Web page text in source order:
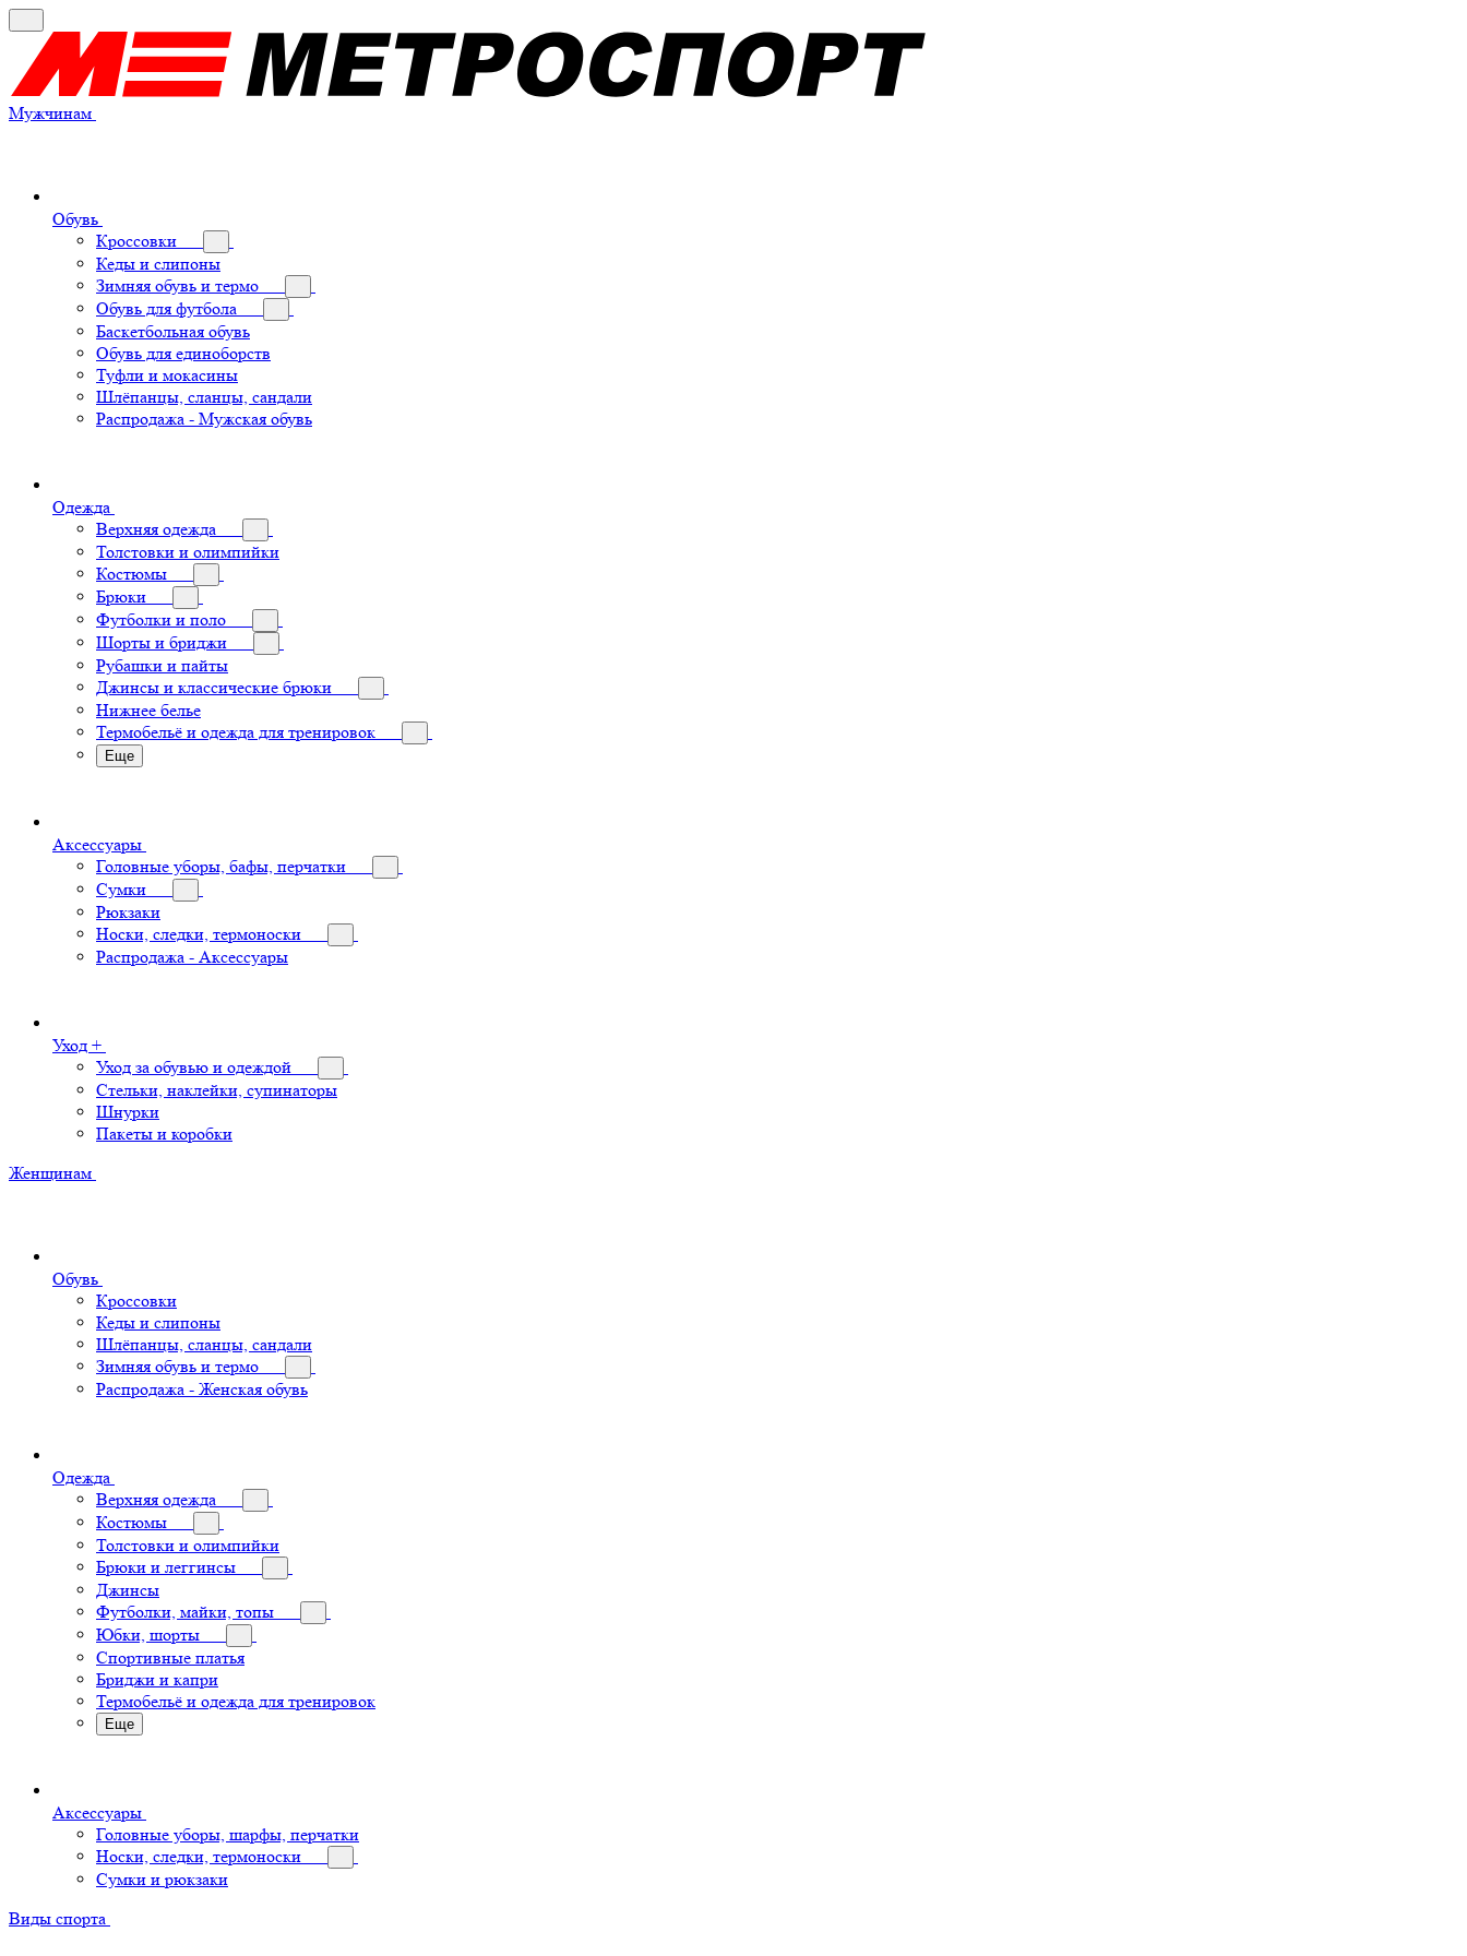
Мужчинам
Обувь
Кроссовки
Кеды и слипоны
Зимняя обувь и термо
Обувь для футбола
Баскетбольная обувь
Обувь для единоборств
Туфли и мокасины
Шлёпанцы, сланцы, сандали
Распродажа - Мужская обувь
Одежда
Верхняя одежда
Толстовки и олимпийки
Костюмы
Брюки
Футболки и поло
Шорты и бриджи
Рубашки и пайты
Джинсы и классические брюки
Нижнее белье
Термобельё и одежда для тренировок
Еще
Аксессуары
Головные уборы, бафы, перчатки
Сумки
Рюкзаки
Носки, следки, термоноски
Распродажа - Аксессуары
Уход +
Уход за обувью и одеждой
Стельки, наклейки, супинаторы
Шнурки
Пакеты и коробки
Женщинам
Обувь
Кроссовки
Кеды и слипоны
Шлёпанцы, сланцы, сандали
Зимняя обувь и термо
Распродажа - Женская обувь
Одежда
Верхняя одежда
Костюмы
Толстовки и олимпийки
Брюки и леггинсы
Джинсы
Футболки, майки, топы
Юбки, шорты
Спортивные платья
Бриджи и капри
Термобельё и одежда для тренировок
Еще
Аксессуары
Головные уборы, шарфы, перчатки
Носки, следки, термоноски
Сумки и рюкзаки
Виды спорта